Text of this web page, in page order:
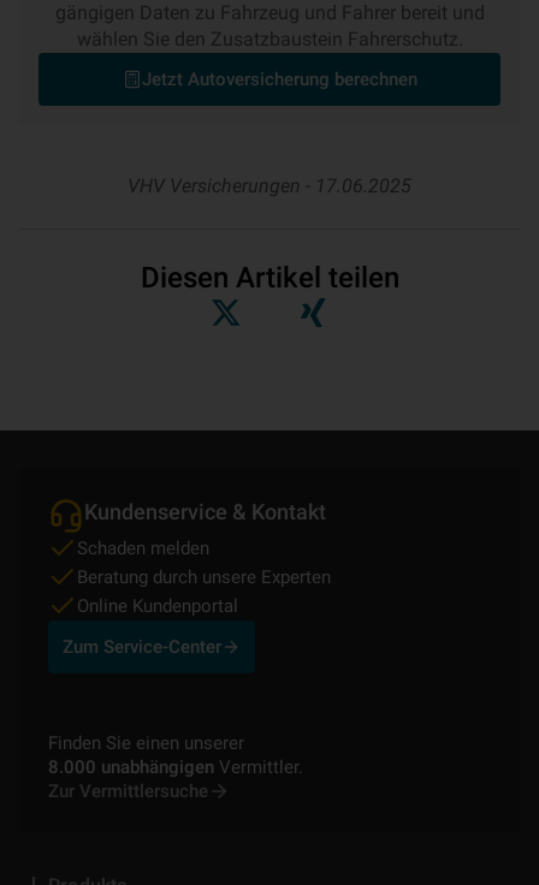
gängigen Daten zu Fahrzeug und Fahrer bereit und
wählen Sie den Zusatzbaustein Fahrerschutz.
Jetzt Autoversicherung berechnen
VHV Versicherungen - 17.06.2025
Diesen Artikel teilen
Kundenservice & Kontakt
Schaden melden
Beratung durch unsere Experten
Online Kundenportal
Zum Service-Center
Finden Sie einen unserer
8.000 unabhängigen Vermittler.
Zur Vermittlersuche